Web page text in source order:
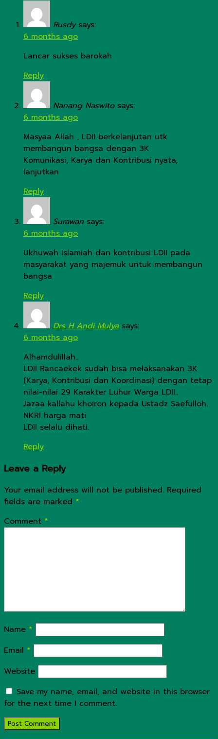
Rusdy says:
6 months ago
Lancar sukses barokah
Reply
Nanang Naswito says:
6 months ago
Masyaa Allah , LDII berkelanjutan utk
membangun bangsa dengan 3K
Komunikasi, Karya dan Kontribusi nyata,
lanjutkan
Reply
Surawan says:
6 months ago
Ukhuwah islamiah dan kontribusi LDII pada
masyarakat yang majemuk untuk membangun
bangsa
Reply
Drs H Andi Mulya says:
6 months ago
Alhamdulillah..
LDII Rancaekek sudah bisa melaksanakan 3K
(Karya, Kontribusi dan Koordinasi) dengan tetap
nilai-nilai 29 Karakter Luhur Warga LDII..
Jazaa kallahu khoiron kepada Ustadz Saefulloh.
NKRI harga mati
LDII selalu dihati.
Reply
Leave a Reply
Your email address will not be published. Required
fields are marked *
Comment *
Name *
Email *
Website
Save my name, email, and website in this browser
for the next time I comment.